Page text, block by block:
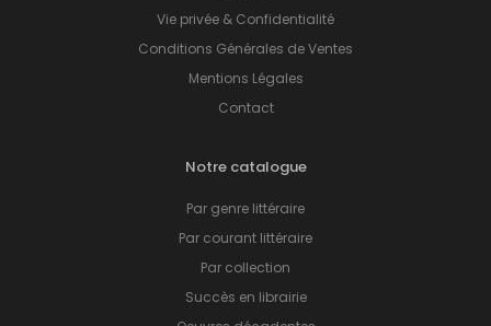
Vie privée & Confidentialité
Conditions Générales de Ventes
Mentions Légales
Contact
Notre catalogue
Par genre littéraire
Par courant littéraire
Par collection
Succès en librairie